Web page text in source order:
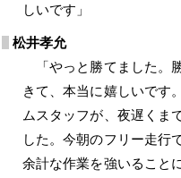
しいです」
松井孝允
「やっと勝てました。
きて、本当に嬉しいです
ムスタッフが、夜遅くま
した。今朝のフリー走行
余計な作業を強いること